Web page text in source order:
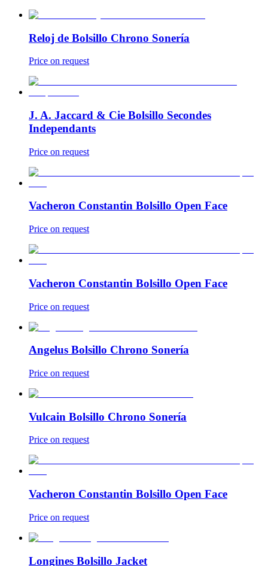
Reloj de Bolsillo Chrono Sonería
Price on request
J. A. Jaccard & Cie Bolsillo Secondes
Independants
Price on request
Vacheron Constantin Bolsillo Open Face
Price on request
Vacheron Constantin Bolsillo Open Face
Price on request
Angelus Bolsillo Chrono Sonería
Price on request
Vulcain Bolsillo Chrono Sonería
Price on request
Vacheron Constantin Bolsillo Open Face
Price on request
Longines Bolsillo Jacket